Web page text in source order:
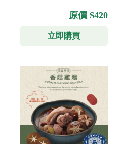
原價 $420
立即購買